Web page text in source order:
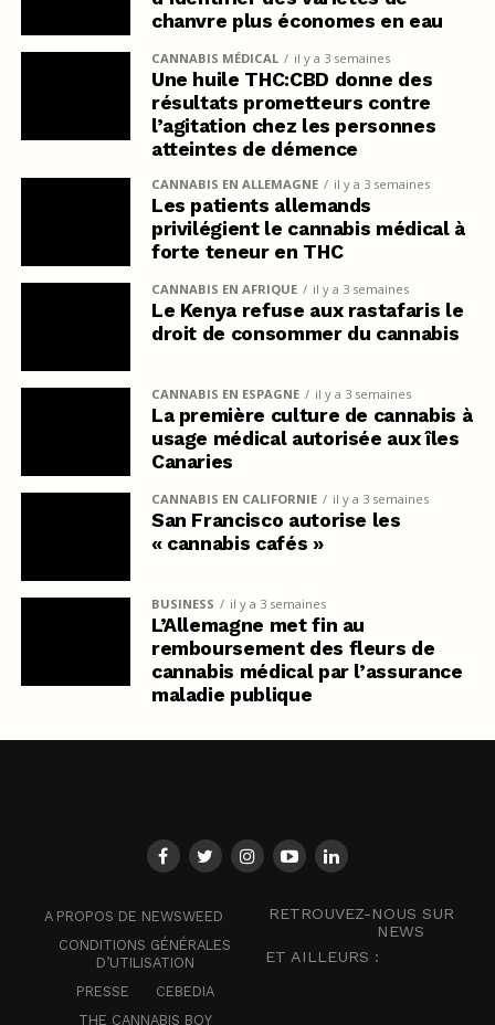
chanvre plus économes en eau
CANNABIS MÉDICAL il y a 3 semaines
Une huile THC:CBD donne des
résultats prometteurs contre
l’agitation chez les personnes
atteintes de démence
CANNABIS EN ALLEMAGNE il y a 3 semaines
Les patients allemands
privilégient le cannabis médical à
forte teneur en THC
CANNABIS EN AFRIQUE il y a 3 semaines
Le Kenya refuse aux rastafaris le
droit de consommer du cannabis
CANNABIS EN ESPAGNE il y a 3 semaines
La première culture de cannabis à
usage médical autorisée aux îles
Canaries
CANNABIS EN CALIFORNIE il y a 3 semaines
San Francisco autorise les
« cannabis cafés »
BUSINESS il y a 3 semaines
L’Allemagne met fin au
remboursement des fleurs de
cannabis médical par l’assurance
maladie publique
A PROPOS DE NEWSWEED
CONDITIONS GÉNÉRALES
D’UTILISATION
PRESSE
CEBEDIA
THE CANNABIS BOY
RETROUVEZ-NOUS SUR
NEWS
ET AILLEURS :